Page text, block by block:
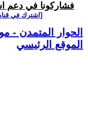
فشاركونا في دعم
[اشترك في
الحوار المتمدن -
الموقع الرئيسي